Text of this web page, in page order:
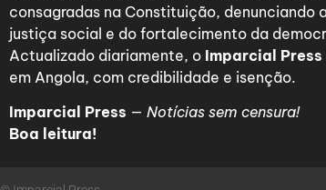
consagradas na Constituição, denunciando
justiça social e do fortalecimento da
Actualizado diariamente, o Imparcial Press
em Angola, com credibilidade e isenção.
Imparcial Press — Notícias sem censura!
Boa leitura!